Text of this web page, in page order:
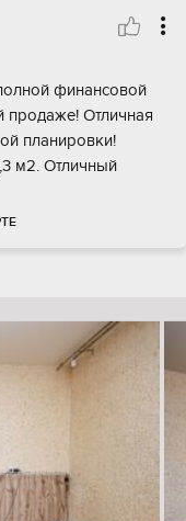
финансовой
продаже! Отличная
планировки!
м2. Отличный